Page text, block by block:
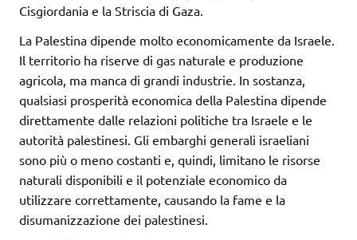
Cisgiordania e la Striscia di Gaza.
La Palestina dipende molto economicamente da Israele.
Il territorio ha riserve di gas naturale e produzione
agricola, ma manca di grandi industrie. In sostanza,
qualsiasi prosperità economica della Palestina dipende
direttamente dalle relazioni politiche tra Israele e le
autorità palestinesi. Gli embarghi generali israeliani
sono più o meno costanti e, quindi, limitano le risorse
naturali disponibili e il potenziale economico da
utilizzare correttamente, causando la fame e la
disumanizzazione dei palestinesi.